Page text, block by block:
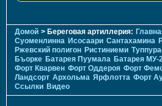
Домой > Береговая артиллерия:
Суоменлиннa Исосаари Сантахамина
Ржевский полигон Ристиниеми
Бъорке Батарея Пуумала Батарея МУ-2
Форт Кварвен Форт Оддероя Форт
Ландсорт Архольма Ярфлотта Форт
Ссылки Видео